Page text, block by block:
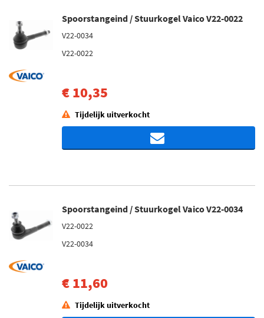
Spoorstangeind / Stuurkogel Vaico V22-0022
V22-0034
V22-0022
€ 10,35
Tijdelijk uitverkocht
Spoorstangeind / Stuurkogel Vaico V22-0034
V22-0022
V22-0034
€ 11,60
Tijdelijk uitverkocht